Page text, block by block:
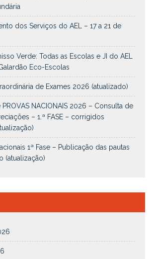
dos Serviços do AEL – 17 a 21 de
Verde: Todas as Escolas e JI do AEL
Eco-Escolas
de Exames 2026 (atualizado)
PROVAS NACIONAIS 2026 – Consulta de
– 1.ª FASE – corrigidos
1ª Fase – Publicação das pautas
(atualização)